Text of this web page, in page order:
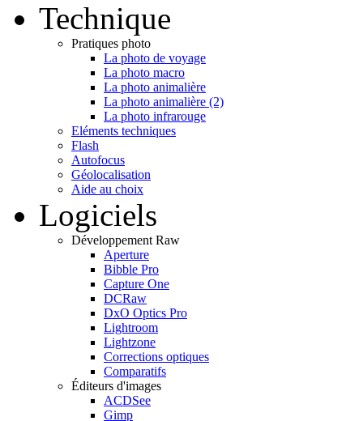
Technique
Pratiques photo
La photo de voyage
La photo macro
La photo animalière
La photo animalière (2)
La photo infrarouge
Eléments techniques
Flash
Autofocus
Géolocalisation
Aide au choix
Logiciels
Développement Raw
Aperture
Bibble Pro
Capture One
DCRaw
DxO Optics Pro
Lightroom
Lightzone
Corrections optiques
Comparatifs
Éditeurs d'images
ACDSee
Gimp